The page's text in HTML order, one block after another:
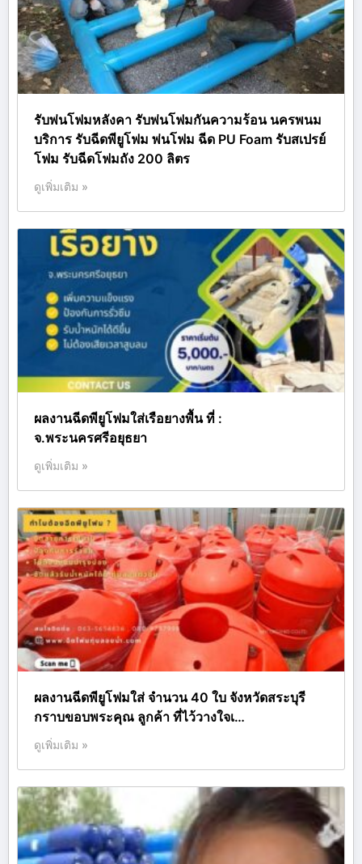
รับพ่นโฟมหลังคา รับพ่นโฟมกันความร้อน นครพนม
บริการ รับฉีดพียูโฟม พ่นโฟม ฉีด PU Foam รับสเปรย์
โฟม รับฉีดโฟมถัง 200 ลิตร
ดูเพิ่มเติม »
ผลงานฉีดพียูโฟมใส่เรือยางพื้น ที่ :
จ.พระนครศรีอยุธยา
ดูเพิ่มเติม »
ผลงานฉีดพียูโฟมใส่ จำนวน 40 ใบ จังหวัดสระบุรี
กราบขอบพระคุณ ลูกค้า ที่ไว้วางใจเ…
ดูเพิ่มเติม »